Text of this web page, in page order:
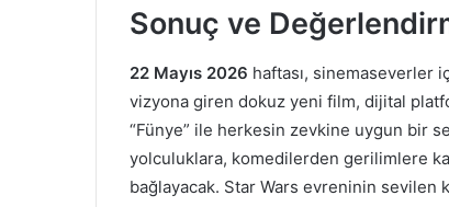
Sonuç ve
22 Mayıs 2026 haftası, sinemaseverler
vizyona giren dokuz yeni film, dijital
“Fünye” ile herkesin zevkine uygun bir
yolculuklara, komedilerden gerilimlere
bağlayacak. Star Wars evreninin sevilen